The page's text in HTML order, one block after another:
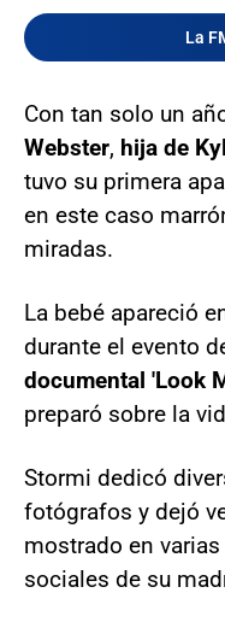
La
Con tan solo un
Webster, hija de
tuvo su primera
en este caso
miradas.
La bebé apareció
durante el evento
documental 'Look
preparó sobre la
Stormi dedicó
fotógrafos y dejó
mostrado en
sociales de su